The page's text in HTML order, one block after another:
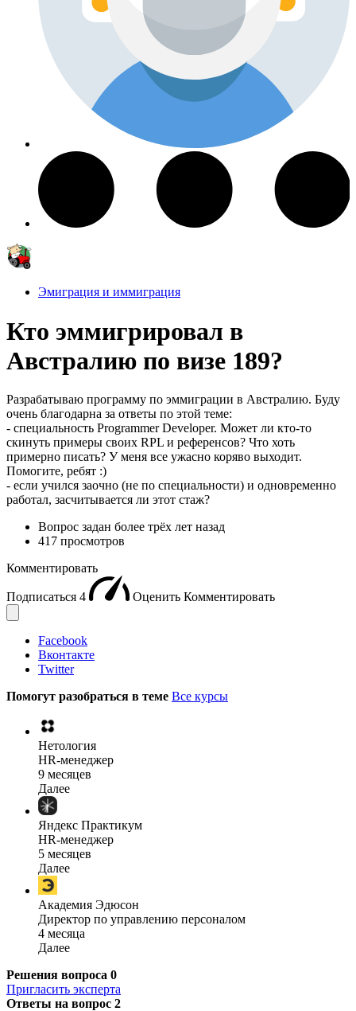
Эмиграция и иммиграция
Кто эммигрировал в
Австралию по визе 189?
Разрабатываю программу по эммиграции в Австралию. Буду
очень благодарна за ответы по этой теме:
- специальность Programmer Developer. Может ли кто-то
скинуть примеры своих RPL и референсов? Что хоть
примерно писать? У меня все ужасно коряво выходит.
Помогите, ребят :)
- если учился заочно (не по специальности) и одновременно
работал, засчитывается ли этот стаж?
Вопрос задан более трёх лет назад
417 просмотров
Комментировать
Подписаться 4 Оценить Комментировать
Facebook
Вконтакте
Twitter
Помогут разобраться в теме Все курсы
Нетология
HR-менеджер
9 месяцев
Далее
Яндекс Практикум
HR-менеджер
5 месяцев
Далее
Академия Эдюсон
Директор по управлению персоналом
4 месяца
Далее
Решения вопроса 0
Пригласить эксперта
Ответы на вопрос 2